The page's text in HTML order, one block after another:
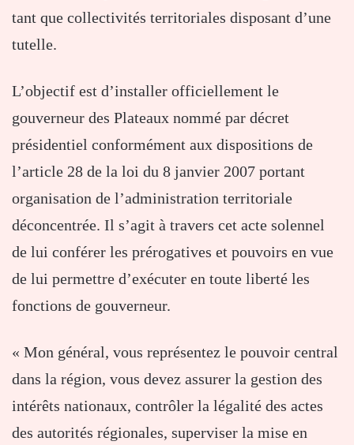
tant que collectivités territoriales disposant d’une
tutelle.
L’objectif est d’installer officiellement le
gouverneur des Plateaux nommé par décret
présidentiel conformément aux dispositions de
l’article 28 de la loi du 8 janvier 2007 portant
organisation de l’administration territoriale
déconcentrée. Il s’agit à travers cet acte solennel
de lui conférer les prérogatives et pouvoirs en vue
de lui permettre d’exécuter en toute liberté les
fonctions de gouverneur.
« Mon général, vous représentez le pouvoir central
dans la région, vous devez assurer la gestion des
intérêts nationaux, contrôler la légalité des actes
des autorités régionales, superviser la mise en